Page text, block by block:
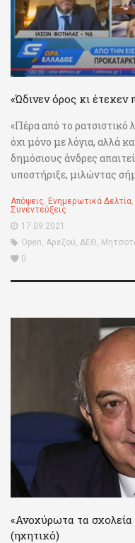
«Ώδινεν όρος κι έτεκεν
«Πέρα από το ρατσιστικό
όχι μόνο με λόγια, αλλά
δημόσιους άνδρες
υποστήριξε, μιλώντας
Απόψεις, Ενημερωτικά Δελτία,
Συνεντεύξεις
17.09.2021
Open, Αρεζού, ΔΕΘ,
0
«Ανοχύρωτα τα
(ηχητικό)